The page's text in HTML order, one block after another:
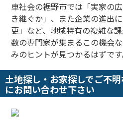
車社会の裾野市では「実家の
き継ぐか」、また企業の進出
更」など、地域特有の複雑な
数の専門家が集まるこの機会
みのヒントが見つかるはずです
土地探し・お家探しでご不
にお問い合わせ下さい